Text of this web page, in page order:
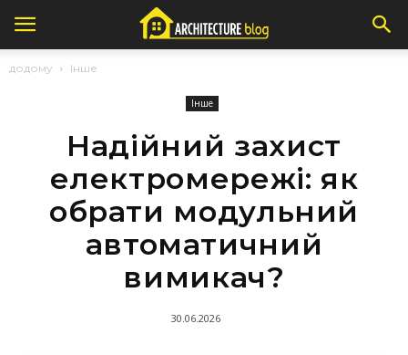
додому Інше
Інше
Надійний захист
електромережі: як
обрати модульний
автоматичний
вимикач?
30.06.2026